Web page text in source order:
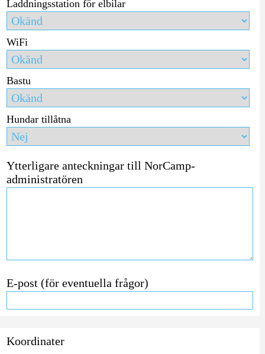
Laddningsstation för elbilar
WiFi
Bastu
Hundar tillåtna
Ytterligare anteckningar till NorCamp-
administratören
E-post (för eventuella frågor)
Koordinater